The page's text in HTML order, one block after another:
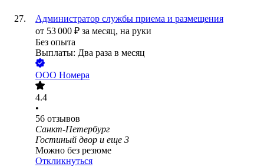
Администратор службы приема и размещения
от 53 000 ₽ за месяц, на руки
Без опыта
Выплаты: Два раза в месяц
ООО Номера
4.4
•
56 отзывов
Санкт-Петербург
Гостиный двор и еще 3
Можно без резюме
Откликнуться